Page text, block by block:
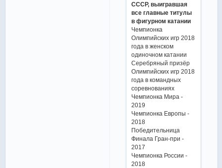
СССР, выигравшая
все главные титулы
в фигурном катании
Чемпионка
Олимпийских игр 2018
года в женском
одиночном катании
Серебряный призёр
Олимпийских игр 2018
года в командных
соревнованиях
Чемпионка Мира -
2019
Чемпионка Европы -
2018
Победительница
Финала Гран-при -
2017
Чемпионка России -
2018